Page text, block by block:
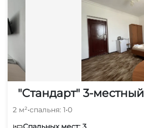
"Стандарт" 3-местный
2 м²•спальня: 1•0